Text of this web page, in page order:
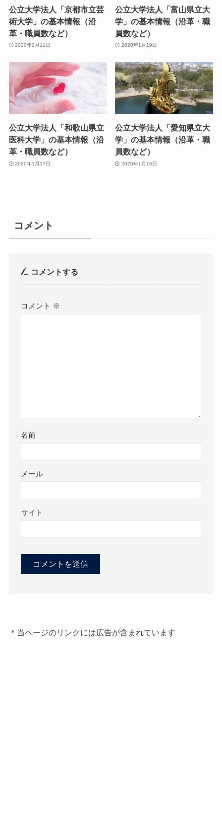
公立大学法人「京都市立芸
術大学」の基本情報（沿
革・職員数など）
2020年2月11日
公立大学法人「富山県立大
学」の基本情報（沿革・職
員数など）
2020年1月19日
公立大学法人「和歌山県立
医科大学」の基本情報（沿
革・職員数など）
2020年1月17日
公立大学法人「愛知県立大
学」の基本情報（沿革・職
員数など）
2020年1月16日
コメント
コメントする
コメント ※
名前
メール
サイト
＊当ページのリンクには広告が含まれています